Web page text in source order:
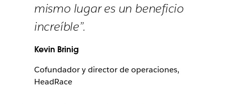
mismo lugar es un beneficio
increíble”.
Kevin Brinig
Cofundador y director de operaciones,
HeadRace